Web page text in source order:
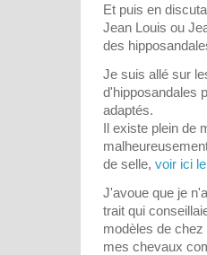
Et puis en
Jean Louis ou
des
Je suis allé sur
d'hipposandales
adaptés.
Il existe plein de
de selle, voir ici
J'avoue que je
trait qui
modèles de chez
mes chevaux